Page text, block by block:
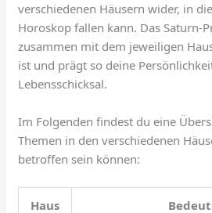
verschiedenen Häusern wider, in
Horoskop fallen kann. Das Saturn-
zusammen mit dem jeweiligen
ist und prägt so deine
Lebensschicksal.
Im Folgenden findest du eine
Themen in den verschiedenen
betroffen sein können:
Haus